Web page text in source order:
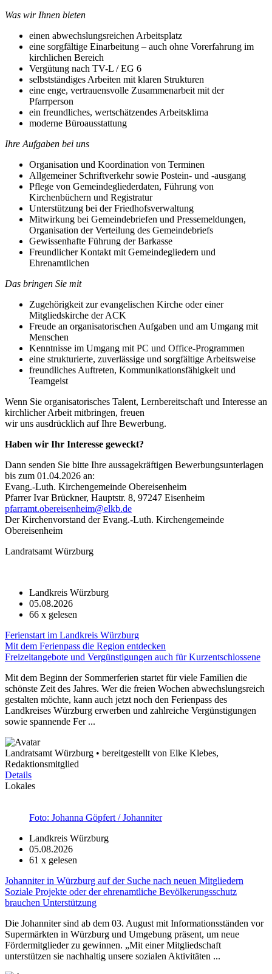
Was wir Ihnen bieten
einen abwechslungsreichen Arbeitsplatz
eine sorgfältige Einarbeitung – auch ohne Vorerfahrung im
kirchlichen Bereich
Vergütung nach TV-L / EG 6
selbstständiges Arbeiten mit klaren Strukturen
eine enge, vertrauensvolle Zusammenarbeit mit der
Pfarrperson
ein freundliches, wertschätzendes Arbeitsklima
moderne Büroausstattung
Ihre Aufgaben bei uns
Organisation und Koordination von Terminen
Allgemeiner Schriftverkehr sowie Postein- und -ausgang
Pflege von Gemeindegliederdaten, Führung von
Kirchenbüchern und Registratur
Unterstützung bei der Friedhofsverwaltung
Mitwirkung bei Gemeindebriefen und Pressemeldungen,
Organisation der Verteilung des Gemeindebriefs
Gewissenhafte Führung der Barkasse
Freundlicher Kontakt mit Gemeindegliedern und
Ehrenamtlichen
Das bringen Sie mit
Zugehörigkeit zur evangelischen Kirche oder einer
Mitgliedskirche der ACK
Freude an organisatorischen Aufgaben und am Umgang mit
Menschen
Kenntnisse im Umgang mit PC und Office-Programmen
eine strukturierte, zuverlässige und sorgfältige Arbeitsweise
freundliches Auftreten, Kommunikationsfähigkeit und
Teamgeist
Wenn Sie organisatorisches Talent, Lernbereitschaft und Interesse an
kirchlicher Arbeit mitbringen, freuen
wir uns ausdrücklich auf Ihre Bewerbung.
Haben wir Ihr Interesse geweckt?
Dann senden Sie bitte Ihre aussagekräftigen Bewerbungsunterlagen
bis zum 01.04.2026 an:
Evang.-Luth. Kirchengemeinde Obereisenheim
Pfarrer Ivar Brückner, Hauptstr. 8, 97247 Eisenheim
pfarramt.obereisenheim@elkb.de
Der Kirchenvorstand der Evang.-Luth. Kirchengemeinde
Obereisenheim
Landratsamt Würzburg
Landkreis Würzburg
05.08.2026
66 x gelesen
Ferienstart im Landkreis Würzburg
Mit dem Ferienpass die Region entdecken
Freizeitangebote und Vergünstigungen auch für Kurzentschlossene
Mit dem Beginn der Sommerferien startet für viele Familien die
schönste Zeit des Jahres. Wer die freien Wochen abwechslungsreich
gestalten möchte, kann auch jetzt noch den Ferienpass des
Landkreises Würzburg erwerben und zahlreiche Vergünstigungen
sowie spannende Fer ...
Landratsamt Würzburg • bereitgestellt von Elke Klebes,
Redaktionsmitglied
Details
Lokales
Foto: Johanna Göpfert / Johanniter
Landkreis Würzburg
05.08.2026
61 x gelesen
Johanniter in Würzburg auf der Suche nach neuen Mitgliedern
Soziale Projekte oder der ehrenamtliche Bevölkerungsschutz
brauchen Unterstützung
Die Johanniter sind ab dem 03. August mit Informationsständen vor
Supermärkten in Würzburg und Umgebung präsent, um neue
Fördermitglieder zu gewinnen. „Mit einer Mitgliedschaft
unterstützen sie nachhaltig unsere sozialen Aktivitäten ...